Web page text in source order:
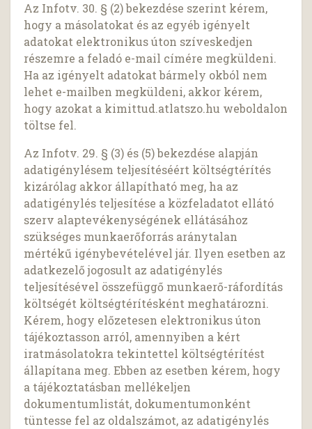
Az Infotv. 30. § (2) bekezdése szerint kérem,
hogy a másolatokat és az egyéb igényelt
adatokat elektronikus úton szíveskedjen
részemre a feladó e-mail címére megküldeni.
Ha az igényelt adatokat bármely okból nem
lehet e-mailben megküldeni, akkor kérem,
hogy azokat a kimittud.atlatszo.hu weboldalon
töltse fel.
Az Infotv. 29. § (3) és (5) bekezdése alapján
adatigénylésem teljesítéséért költségtérítés
kizárólag akkor állapítható meg, ha az
adatigénylés teljesítése a közfeladatot ellátó
szerv alaptevékenységének ellátásához
szükséges munkaerőforrás aránytalan
mértékű igénybevételével jár. Ilyen esetben az
adatkezelő jogosult az adatigénylés
teljesítésével összefüggő munkaerő-ráfordítás
költségét költségtérítésként meghatározni.
Kérem, hogy előzetesen elektronikus úton
tájékoztasson arról, amennyiben a kért
iratmásolatokra tekintettel költségtérítést
állapítana meg. Ebben az esetben kérem, hogy
a tájékoztatásban mellékeljen
dokumentumlistát, dokumentumonként
tüntesse fel az oldalszámot, az adatigénylés